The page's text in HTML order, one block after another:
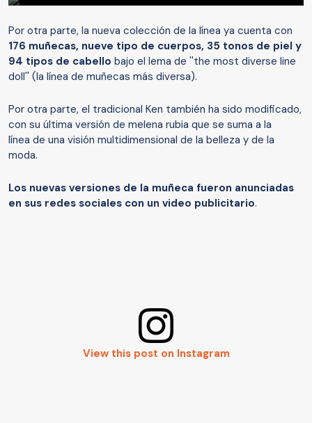
Por otra parte, la nueva colección de la línea ya cuenta con
176 muñecas, nueve tipo de cuerpos, 35 tonos de piel y
94 tipos de cabello bajo el lema de ''the most diverse line
doll'' (la línea de muñecas más diversa).
Por otra parte, el tradicional Ken también ha sido modificado,
con su última versión de melena rubia que se suma a la
línea de una visión multidimensional de la belleza y de la
moda.
Los nuevas versiones de la muñeca fueron anunciadas
en sus redes sociales con un video publicitario.
View this post on Instagram